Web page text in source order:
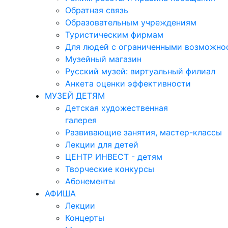
Обратная связь
Образовательным учреждениям
Туристическим фирмам
Для людей с ограниченными
Музейный магазин
Русский музей: виртуальный филиал
Анкета оценки эффективности
МУЗЕЙ ДЕТЯМ
Детская художественная
галерея
Развивающие занятия, мастер-классы
Лекции для детей
ЦЕНТР ИНВЕСТ - детям
Творческие конкурсы
Абонементы
АФИША
Лекции
Концерты